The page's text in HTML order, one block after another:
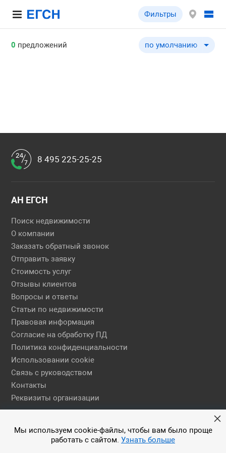
Фильтры
0 предложений по умолчанию
по умолчанию
8 495 225-25-25
АН ЕГСН
Поиск недвижимости
О компании
Заказать обратный звонок
Отправить заявку
Стоимость услуг
Отзывы клиентов
Вопросы и ответы
Статьи по недвижимости
Правовая информация
Согласие на обработку ПД
Политика конфиденциальности
Использовании cookie
Связь с руководством
Контакты
Реквизиты организации
Правовая информация
© 2026 АН ЕГСН
Мы используем cookie-файлы, чтобы вам было проще
работать с сайтом. Узнать больше